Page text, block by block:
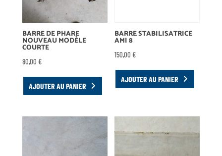
BARRE DE PHARE
NOUVEAU MODÈLE
COURTE
80,00 €
AJOUTER AU PANIER
BARRE STABILISATRICE
AMI 8
150,00€
AJOUTER AU PANIER